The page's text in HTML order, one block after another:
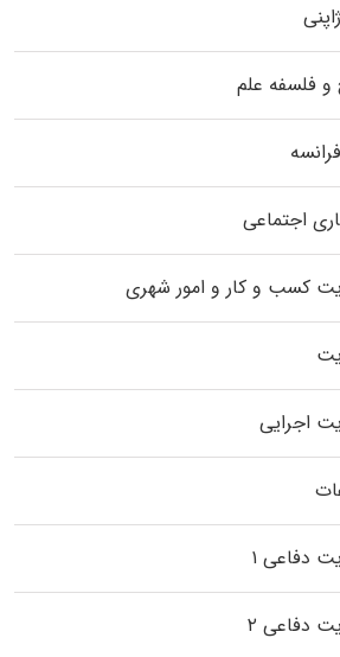
و فلسفه علم
اجتماعی
کسب و کار و امور شهری
اجرایی
دفاعی ۱
دفاعی ۲